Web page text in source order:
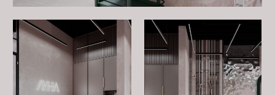
использование теплых оттенков делают интерьер
Освещение играет ключевую роль в создании
атмосферы студии. Мы использовали комбинацию
общего и акцентного освещения, чтобы подчеркнуть
ключевые элементы интерьера и создать комфортные
условия для работы и отдыха. Особое внимание
пространству глубины и объема.